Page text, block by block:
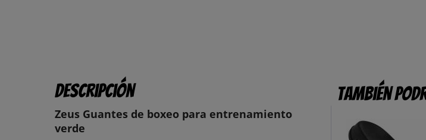
Descripción
Zeus Guantes de boxeo para entrenamiento
verde
También